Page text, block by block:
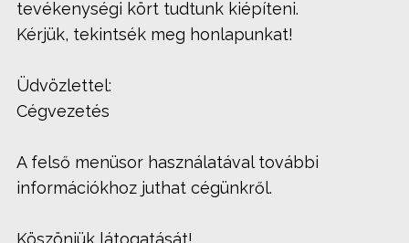
tevékenységi kört tudtunk kiépíteni.
Kérjük, tekintsék meg honlapunkat!
Üdvözlettel:
Cégvezetés
A felső menüsor használatával további
információkhoz juthat cégünkről.
Köszönjük látogatását!